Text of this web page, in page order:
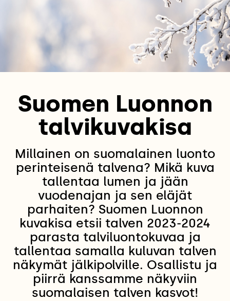
Suomen Luonnon
talvikuvakisa
Millainen on suomalainen luonto
perinteisenä talvena? Mikä kuva
tallentaa lumen ja jään
vuodenajan ja sen eläjät
parhaiten? Suomen Luonnon
kuvakisa etsii talven 2023-2024
parasta talviluontokuvaa ja
tallentaa samalla kuluvan talven
näkymät jälkipolville. Osallistu ja
piirrä kanssamme näkyviin
suomalaisen talven kasvot!